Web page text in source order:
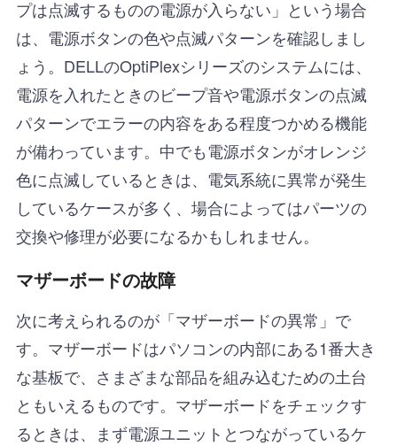
プは点滅するものの電源が入らない」という場合
は、電源ボタンの色や点滅パターンを確認しまし
ょう。DELLのOptiPlexシリーズのシステムには、
電源を入れたときのビープ音や電源ボタンの点滅
パターンでエラーの内容をある程度つかめる機能
が備わっています。中でも電源ボタンがオレンジ
色に点滅しているときは、電気系統に異常が発生
しているケースが多く、場合によってはパーツの
交換や修理が必要になるかもしれません。
マザーボードの故障
次に考えられるのが「マザーボードの異常」で
す。マザーボードはパソコンの内部にある1番大き
な基板で、さまざまな部品を組み込むための土台
ともいえるものです。マザーボードをチェックす
るときは、まず電源ユニットとつながっているケ